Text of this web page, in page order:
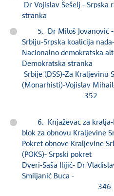
Dr Vojislav Šešelj - Srpska
stranka
5. Dr Miloš Jovanović -
Srbiju-Srpska koalicija nada-
Nacionalno demokratska
Demokratska
Srbije (DSS)-Za Kraljevinu
(Monarhisti)-Vojislav
6. Knjaževac za kralja-
blok za obnovu Kraljevine
Pokret obnove Kraljevine
(POKS)- Srpski
Dveri-Saša Ilijić- Dr
Smiljanić